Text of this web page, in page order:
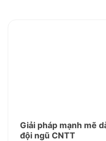
Giải pháp mạnh mẽ
đội ngũ CNTT